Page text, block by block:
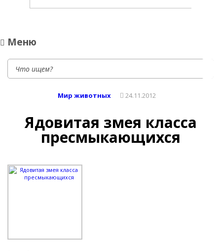
Меню
Мир животных 24.11.2012
Ядовитая змея класса
пресмыкающихся